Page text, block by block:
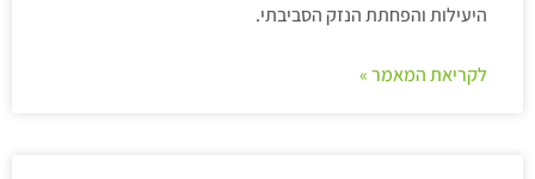
היעילות והפחתת הנזק הסביבתי.
לקריאת המאמר »